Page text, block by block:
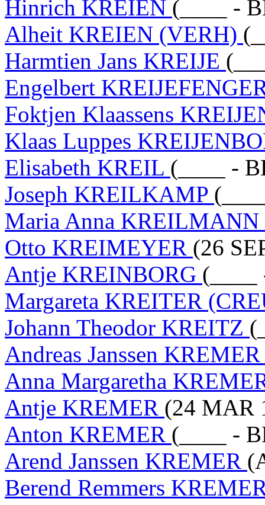
Hinrich KREIEN (____ -
Alheit KREIEN (VERH)
Harmtien Jans KREIJE
Engelbert
Foktjen Klaassens
Klaas Luppes
Elisabeth KREIL (____ -
Joseph KREILKAMP
Maria Anna KREILMANN
Otto KREIMEYER (26
Antje KREINBORG (____
Margareta KREITER
Johann Theodor KREITZ
Andreas Janssen
Anna Margaretha
Antje KREMER (24 MAR
Anton KREMER (____ -
Arend Janssen KREMER
Berend Remmers